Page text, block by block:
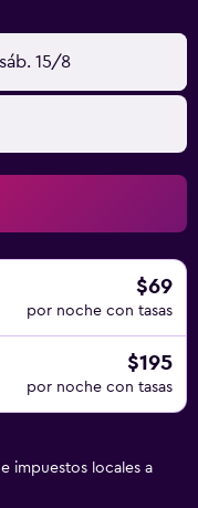
sáb. 15/8
$69
por noche con tasas
$195
por noche con tasas
impuestos locales a